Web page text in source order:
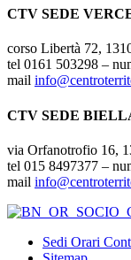
CTV SEDE
corso Libertà 72,
tel 0161 503298 –
mail
CTV SEDE
via Orfanotrofio 16,
tel 015 8497377 –
mail
Sedi Orari